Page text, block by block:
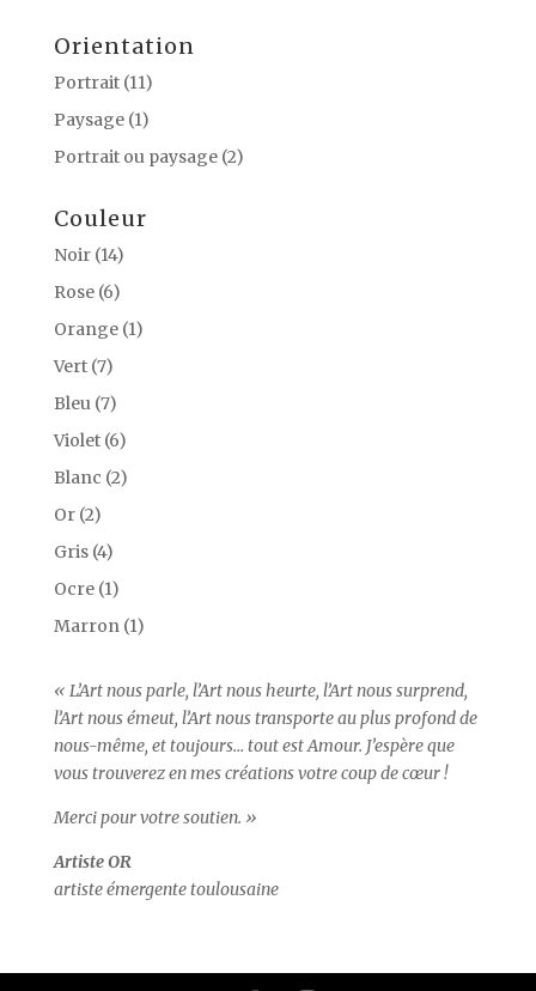
Orientation
Portrait (11)
Paysage (1)
Portrait ou paysage (2)
Couleur
Noir (14)
Rose (6)
Orange (1)
Vert (7)
Bleu (7)
Violet (6)
Blanc (2)
Or (2)
Gris (4)
Ocre (1)
Marron (1)
« L’Art nous parle, l’Art nous heurte, l’Art nous surprend,
l’Art nous émeut, l’Art nous transporte au plus profond de
nous-même, et toujours… tout est Amour. J’espère que
vous trouverez en mes créations votre coup de cœur !
Merci pour votre soutien. »
Artiste OR
artiste émergente toulousaine